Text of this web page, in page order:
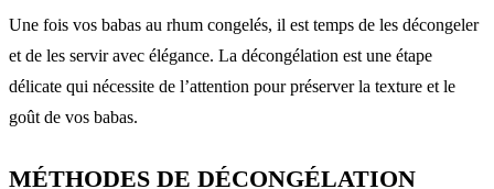
Une fois vos babas au rhum congelés, il est temps de les décongeler
et de les servir avec élégance. La décongélation est une étape
délicate qui nécessite de l’attention pour préserver la texture et le
goût de vos babas.
MÉTHODES DE DÉCONGÉLATION